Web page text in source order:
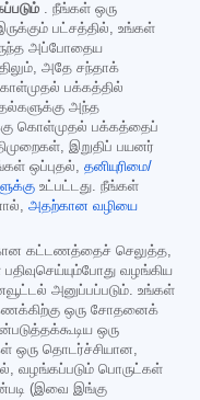
. நீங்கள் ஒரு
பட்சத்தில், உங்கள்
அப்போதைய
அதே சந்தாக்
பக்கத்தில்
அந்த
கொள்முதல் பக்கத்தைப்
இறுதிப் பயனர்
ஒப்புதல், தனியுரிமை/
உட்பட்டது. நீங்கள்
அதற்கான வழியை
கட்டணத்தைச் செலுத்த,
வழங்கிய
அனுப்பப்படும். உங்கள்
ஒரு சோதனைக்
ஒரு
ஒரு தொடர்ச்சியான,
வழங்கப்படும் பொருட்கள்
(இவை இங்கு